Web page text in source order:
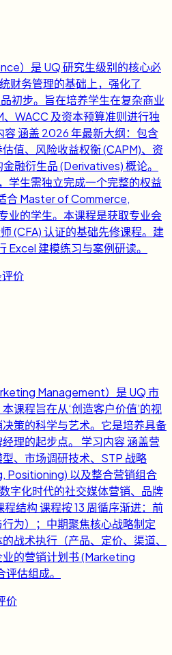
）是 UQ 研究生级别的核心必
财务管理的基础上，强化了
初步。旨在培养学生在复杂商业
WACC 及资本预算准则进行独
容 涵盖 2026 年最新大纲：包含
值、风险收益权衡 (CAPM)、资
融衍生品 (Derivatives) 概论。
学生需独立完成一个完整的权益
合 Master of Commerce,
业的学生。本课程是获取专业会
(CFA) 认证的基础先修课程。建
Excel 建模练习与案例研读。
价
Management）是 UQ 市
课程旨在从‘创造客户价值’的视
策的科学与艺术。它是培养具备
理的起步点。 学习内容 涵盖营
、市场调研技术、STP 战略
以及整合营销组合
字化时代的社交媒体营销、品牌
结构 课程按 13 周循序渐进：前
为）；中期聚焦核心战略制定
战术执行（产品、定价、渠道、
的营销计划书 (Marketing
估组成。
价